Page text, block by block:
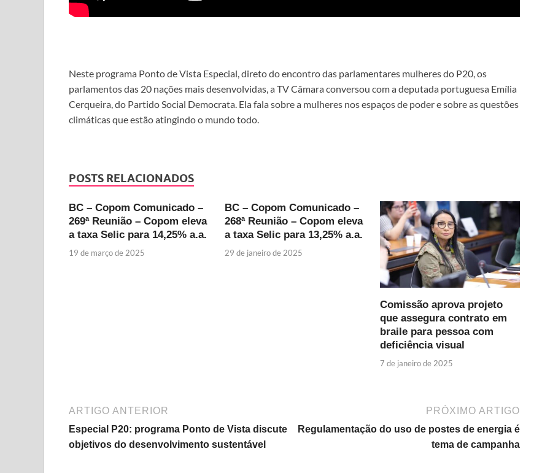
Neste programa Ponto de Vista Especial, direto do encontro das parlamentares mulheres do P20, os
parlamentos das 20 nações mais desenvolvidas, a TV Câmara conversou com a deputada portuguesa Emília
Cerqueira, do Partido Social Democrata. Ela fala sobre a mulheres nos espaços de poder e sobre as questões
climáticas que estão atingindo o mundo todo.
POSTS RELACIONADOS
BC – Copom Comunicado –
269ª Reunião – Copom eleva
a taxa Selic para 14,25% a.a.
19 de março de 2025
BC – Copom Comunicado –
268ª Reunião – Copom eleva
a taxa Selic para 13,25% a.a.
29 de janeiro de 2025
Comissão aprova projeto
que assegura contrato em
braile para pessoa com
deficiência visual
7 de janeiro de 2025
ARTIGO ANTERIOR
Especial P20: programa Ponto de Vista discute
objetivos do desenvolvimento sustentável
PRÓXIMO ARTIGO
Regulamentação do uso de postes de energia é
tema de campanha